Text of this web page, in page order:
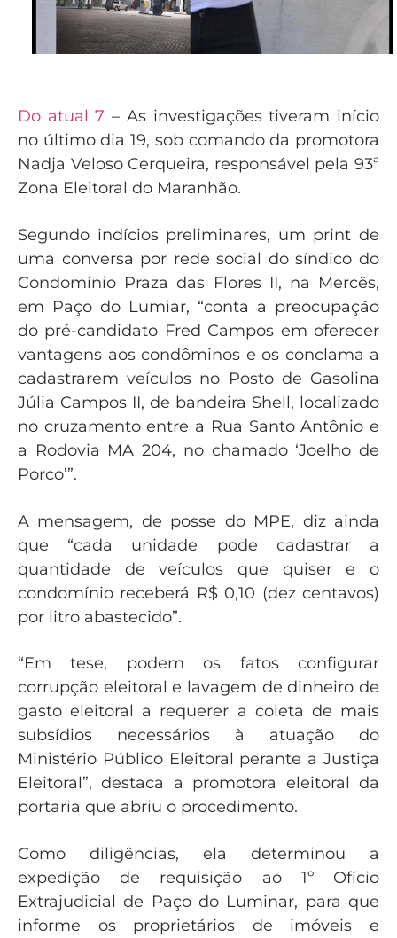
Do atual 7 – As investigações tiveram início
no último dia 19, sob comando da promotora
Nadja Veloso Cerqueira, responsável pela 93ª
Zona Eleitoral do Maranhão.
Segundo indícios preliminares, um print de
uma conversa por rede social do síndico do
Condomínio Praza das Flores II, na Mercês,
em Paço do Lumiar, “conta a preocupação
do pré-candidato Fred Campos em oferecer
vantagens aos condôminos e os conclama a
cadastrarem veículos no Posto de Gasolina
Júlia Campos II, de bandeira Shell, localizado
no cruzamento entre a Rua Santo Antônio e
a Rodovia MA 204, no chamado ‘Joelho de
Porco’”.
A mensagem, de posse do MPE, diz ainda
que “cada unidade pode cadastrar a
quantidade de veículos que quiser e o
condomínio receberá R$ 0,10 (dez centavos)
por litro abastecido”.
“Em tese, podem os fatos configurar
corrupção eleitoral e lavagem de dinheiro de
gasto eleitoral a requerer a coleta de mais
subsídios necessários à atuação do
Ministério Público Eleitoral perante a Justiça
Eleitoral”, destaca a promotora eleitoral da
portaria que abriu o procedimento.
Como diligências, ela determinou a
expedição de requisição ao 1º Ofício
Extrajudicial de Paço do Luminar, para que
informe os proprietários de imóveis e